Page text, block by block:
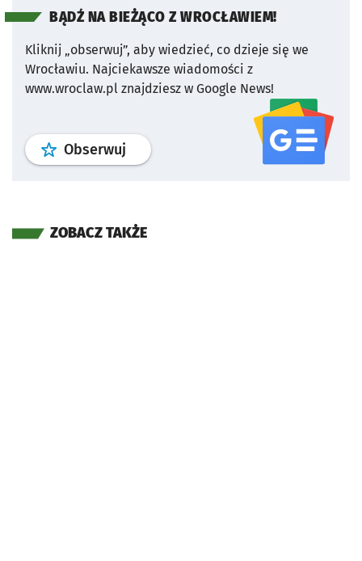
BĄDŹ NA BIEŻĄCO Z WROCŁAWIEM!
Kliknij „obserwuj”, aby wiedzieć, co dzieje się we
Wrocławiu. Najciekawsze wiadomości z
www.wroclaw.pl znajdziesz w Google News!
Obserwuj profil serwisu
ZOBACZ TAKŻE